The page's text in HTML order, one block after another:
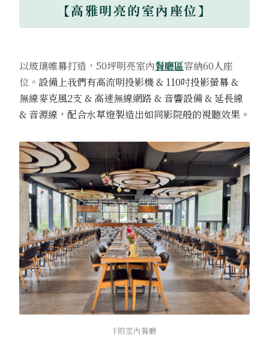
【高雅明亮的室內座位】
以玻璃帷幕打造，50坪明亮室內餐廳區容納60人座
位。 設備上我們有高流明投影機 & 110吋投影螢幕 &
無線麥克風2支 & 高速無線網路 & 音響設備 & 延長線
& 音源線，配合水草燈製造出如同影院般的視聽效果。
F館室內餐廳